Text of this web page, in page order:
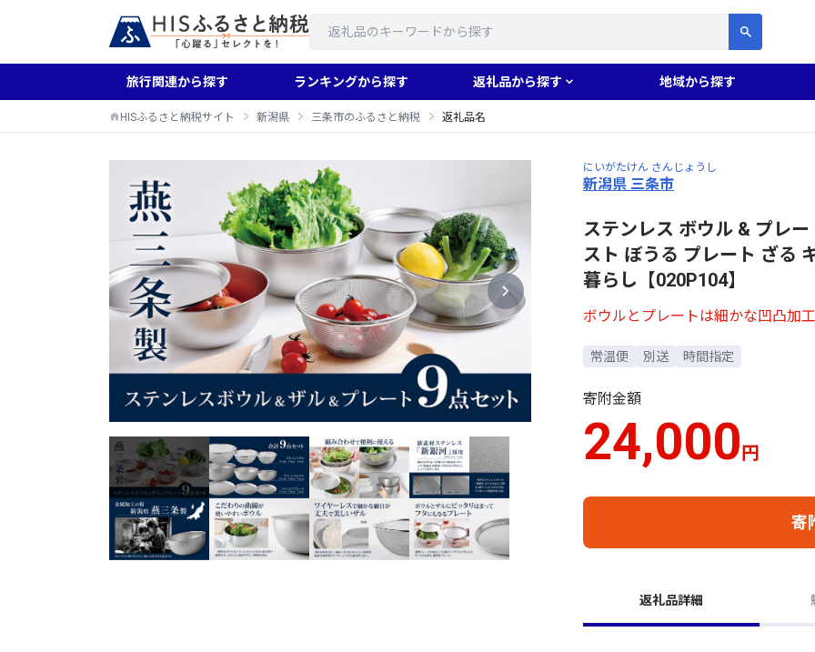
旅行関連から探す ランキングから探す 返礼品から探す 地域から探す
HISふるさと納税サイト 新潟県 三条市のふるさと納税 返礼品名
にいがたけん さんじょうし
新潟県 三条市
ステンレス ボウル & プレ
スト ぼうる プレート ざる
暮らし【020P104】
ボウルとプレートは細かな凹凸加
常温便 別送 時間指定
寄附金額
24,000円
寄
返礼品詳細